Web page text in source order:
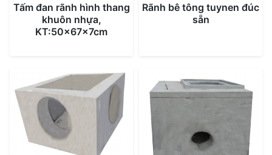
Tấm đan rãnh hình thang
khuôn nhựa,
KT:50x67x7cm
Rãnh bê tông tuynen đúc
sẵn